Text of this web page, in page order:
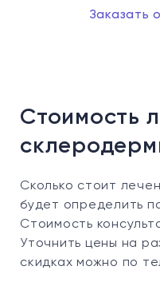
Заказать
Стоимость
Сколько стоит
будет определить
Стоимость
Уточнить цены на
скидках можно по